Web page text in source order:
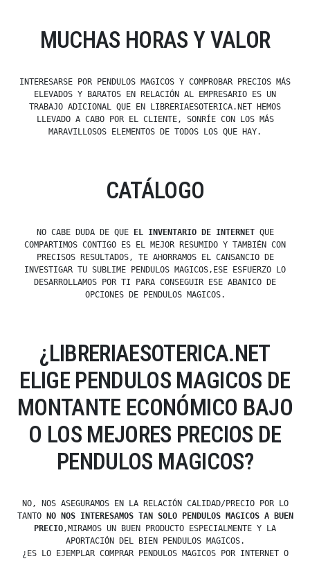
MUCHAS HORAS Y VALOR
INTERESARSE POR PENDULOS MAGICOS Y COMPROBAR PRECIOS MÁS
ELEVADOS Y BARATOS EN RELACIÓN AL EMPRESARIO ES UN
TRABAJO ADICIONAL QUE EN LIBRERIAESOTERICA.NET HEMOS
LLEVADO A CABO POR EL CLIENTE, SONRÍE CON LOS MÁS
MARAVILLOSOS ELEMENTOS DE TODOS LOS QUE HAY.
CATÁLOGO
NO CABE DUDA DE QUE EL INVENTARIO DE INTERNETQUE
COMPARTIMOS CONTIGO ES EL MEJOR RESUMIDO Y TAMBIÉN CON
PRECISOS RESULTADOS, TE AHORRAMOS EL CANSANCIO DE
INVESTIGAR TU SUBLIME PENDULOS MAGICOS,ESE ESFUERZO LO
DESARROLLAMOS POR TI PARA CONSEGUIR ESE ABANICO DE
OPCIONES DE PENDULOS MAGICOS.
¿LIBRERIAESOTERICA.NET
ELIGE PENDULOS MAGICOS DE
MONTANTE ECONÓMICO BAJO
O LOS MEJORES PRECIOS DE
PENDULOS MAGICOS?
NO, NOS ASEGURAMOS EN LA RELACIÓN CALIDAD/PRECIO POR LO
TANTO
NO NOS INTERESAMOS TAN SOLO PENDULOS MAGICOS A BUEN
PRECIO,MIRAMOS UN BUEN PRODUCTO ESPECIALMENTE Y LA
APORTACIÓN DEL BIEN PENDULOS MAGICOS.
¿ES LO EJEMPLAR COMPRAR PENDULOS MAGICOS POR INTERNET O